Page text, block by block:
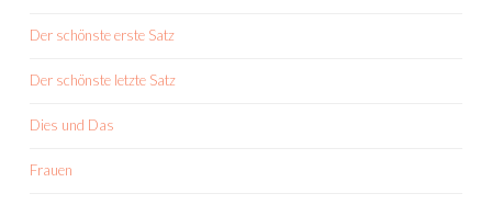
Der schönste erste Satz
Der schönste letzte Satz
Dies und Das
Frauen